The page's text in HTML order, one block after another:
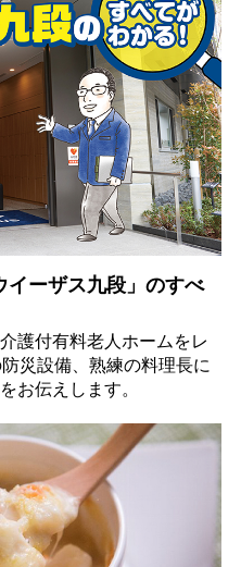
イーザス九段」のすべ
護付有料老人ホームをレ
災設備、熟練の料理長に
お伝えします。